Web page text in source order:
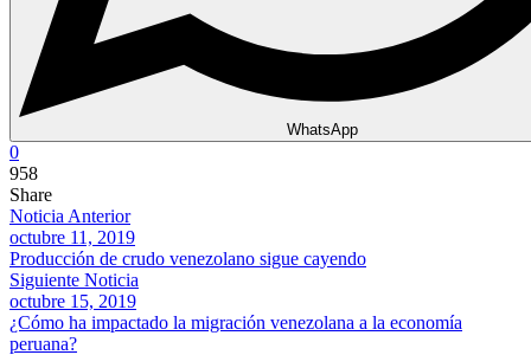
WhatsApp
0
958
Share
Noticia Anterior
octubre 11, 2019
Producción de crudo venezolano sigue cayendo
Siguiente Noticia
octubre 15, 2019
¿Cómo ha impactado la migración venezolana a la economía
peruana?